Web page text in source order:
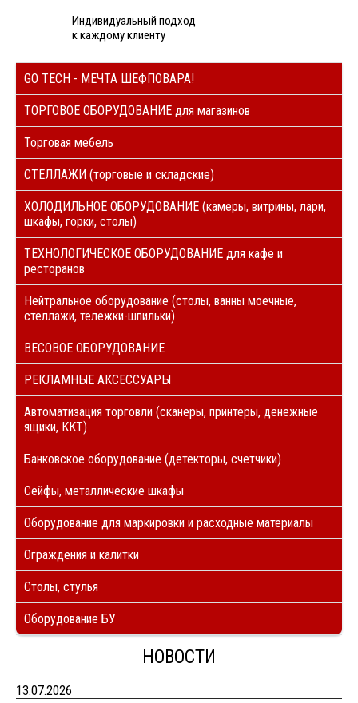
Индивидуальный подход
к каждому клиенту
GO TECH - МЕЧТА ШЕФПОВАРА!
ТОРГОВОЕ ОБОРУДОВАНИЕ для магазинов
Торговая мебель
СТЕЛЛАЖИ (торговые и складские)
ХОЛОДИЛЬНОЕ ОБОРУДОВАНИЕ (камеры, витрины, лари,
шкафы, горки, столы)
ТЕХНОЛОГИЧЕСКОЕ ОБОРУДОВАНИЕ для кафе и
ресторанов
Нейтральное оборудование (столы, ванны моечные,
стеллажи, тележки-шпильки)
ВЕСОВОЕ ОБОРУДОВАНИЕ
РЕКЛАМНЫЕ АКСЕССУАРЫ
Автоматизация торговли (сканеры, принтеры, денежные
ящики, ККТ)
Банковское оборудование (детекторы, счетчики)
Сейфы, металлические шкафы
Оборудование для маркировки и расходные материалы
Ограждения и калитки
Столы, стулья
Оборудование БУ
НОВОСТИ
13.07.2026